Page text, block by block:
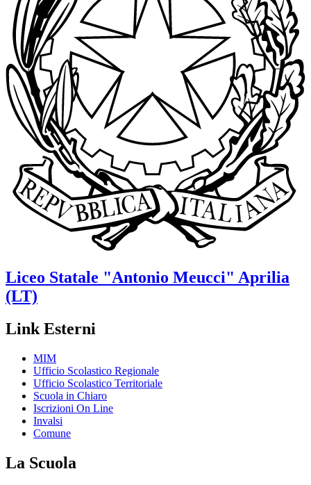
Liceo Statale "Antonio Meucci" Aprilia
(LT)
Link Esterni
MIM
Ufficio Scolastico Regionale
Ufficio Scolastico Territoriale
Scuola in Chiaro
Iscrizioni On Line
Invalsi
Comune
La Scuola